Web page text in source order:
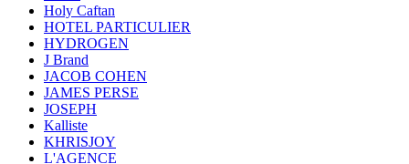
Holy Caftan
HOTEL PARTICULIER
HYDROGEN
J Brand
JACOB COHEN
JAMES PERSE
JOSEPH
Kalliste
KHRISJOY
L'AGENCE